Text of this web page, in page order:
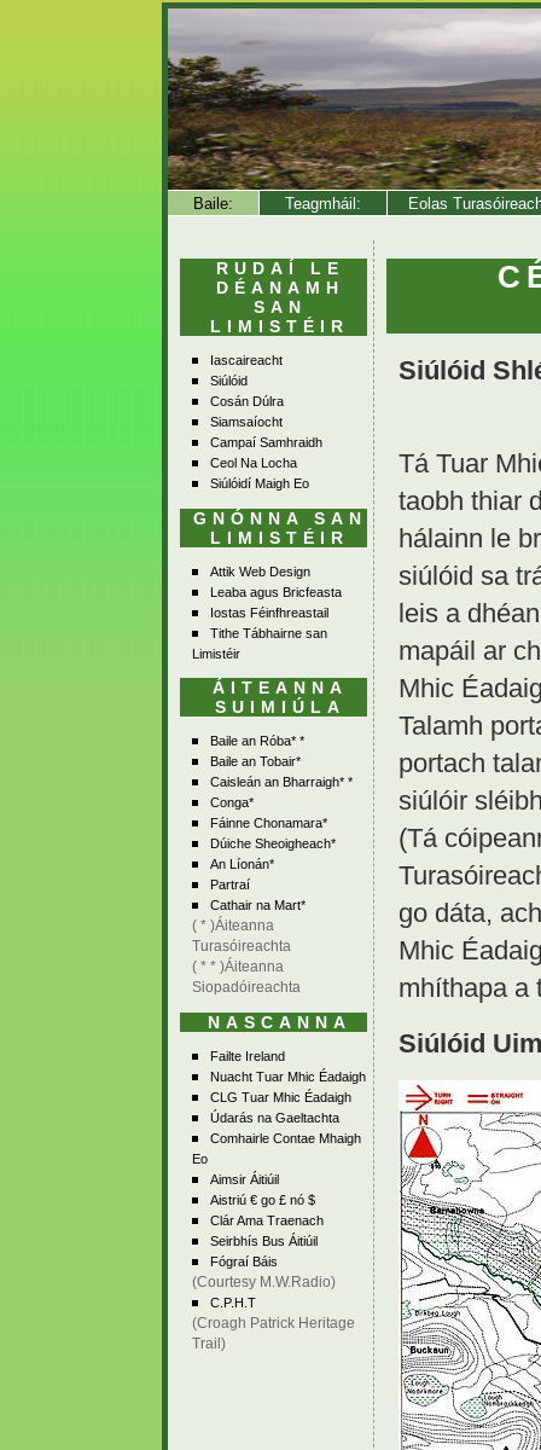
Baile: Teagmháil: Eolas
RUDAÍ LE
DÉANAMH
SAN
LIMISTÉIR
Iascaireacht
Siúlóid
Cosán Dúlra
Siamsaíocht
Campaí Samhraidh
Ceol Na Locha
Siúlóidí Maigh Eo
GNÓNNA SAN
LIMISTÉIR
Attik Web Design
Leaba agus Bricfeasta
Iostas Féinfhreastail
Tithe Tábhairne san
Limistéir
ÁITEANNA
SUIMIÚLA
Baile an Róba* *
Baile an Tobair*
Caisleán an Bharraigh* *
Conga*
Fáinne Chonamara*
Dúiche Sheoigheach*
An Líonán*
Partraí
Cathair na Mart*
( * )Áiteanna
Turasóireachta
( * * )Áiteanna
Siopadóireachta
NASCANNA
Failte Ireland
Nuacht Tuar Mhic Éadaigh
CLG Tuar Mhic Éadaigh
Údarás na Gaeltachta
Comhairle Contae Mhaigh
Eo
Aimsir Áitiúil
Aistriú € go £ nó $
Clár Ama Traenach
Seirbhís Bus Áitiúil
Fógraí Báis
(Courtesy M.W.Radio)
C.P.H.T
(Croagh Patrick Heritage
Trail)
Siúlóid
Tá Tuar
taobh thiar
hálainn le
siúlóid sa
leis a
mapáil ar
Mhic
Talamh
portach
siúlóir
(Tá
go dáta,
Mhic
mhíthapa a
Siúlóid